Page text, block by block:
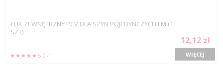
ŁUK ZEWNĘTRZNY PCV DLA SZYN POJEDYNCZYCH LM (1
SZT)
5.0 / 1
12,12 zł
WIĘCEJ